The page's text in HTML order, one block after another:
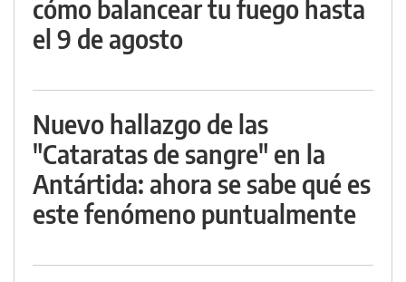
cómo balancear tu fuego hasta
el 9 de agosto
Nuevo hallazgo de las
"Cataratas de sangre" en la
Antártida: ahora se sabe qué es
este fenómeno puntualmente